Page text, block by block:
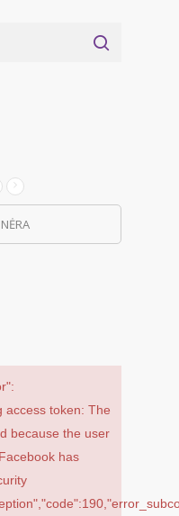
access token: The
because the user
has